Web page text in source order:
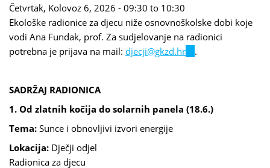
Četvrtak, Kolovoz 6, 2026 - 09:30 to 10:30
Ekološke radionice za djecu niže osnovnoškolske dobi koje
vodi Ana Fundak, prof. Za sudjelovanje na radionici
potrebna je prijava na mail: djecji@gkzd.hr (link.
SADRŽAJ RADIONICA
1. Od zlatnih kočija do solarnih panela (18.6.)
Tema: Sunce i obnovljivi izvori energije
Lokacija: Dječji odjel
Radionica za djecu